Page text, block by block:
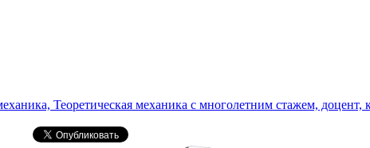
Теоретическая механика с многолетним стажем, доцент,